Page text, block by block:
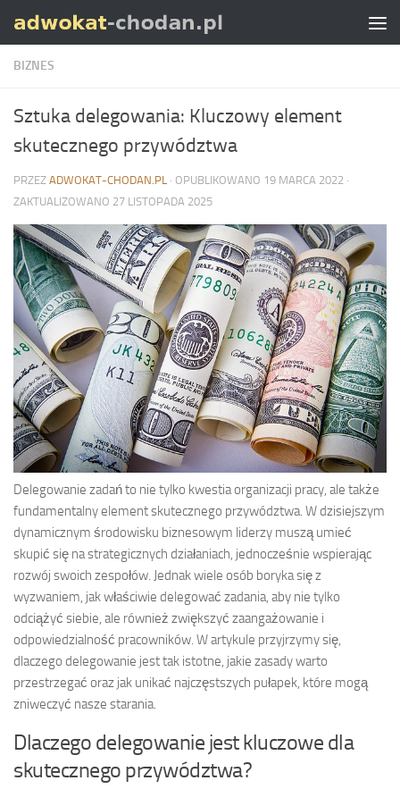
Skip to content
BIZNES
Sztuka delegowania: Kluczowy element
skutecznego przywództwa
PRZEZ ADWOKAT-CHODAN.PL · OPUBLIKOWANO 19 MARCA 2022 ·
ZAKTUALIZOWANO 27 LISTOPADA 2025
Delegowanie zadań to nie tylko kwestia organizacji pracy, ale także
fundamentalny element skutecznego przywództwa. W dzisiejszym
dynamicznym środowisku biznesowym liderzy muszą umieć
skupić się na strategicznych działaniach, jednocześnie wspierając
rozwój swoich zespołów. Jednak wiele osób boryka się z
wyzwaniem, jak właściwie delegować zadania, aby nie tylko
odciążyć siebie, ale również zwiększyć zaangażowanie i
odpowiedzialność pracowników. W artykule przyjrzymy się,
dlaczego delegowanie jest tak istotne, jakie zasady warto
przestrzegać oraz jak unikać najczęstszych pułapek, które mogą
zniweczyć nasze starania.
Dlaczego delegowanie jest kluczowe dla
skutecznego przywództwa?